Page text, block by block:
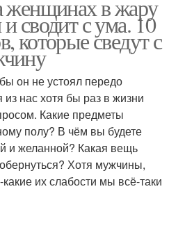
женщинах в жару
сводит с ума. 10
которые сведут с
он не устоял передо
нас хотя бы раз в жизни
Какие предметы
полу? В чём вы будете
и желанной? Какая вещь
Хотя мужчины,
их слабости мы всё-таки